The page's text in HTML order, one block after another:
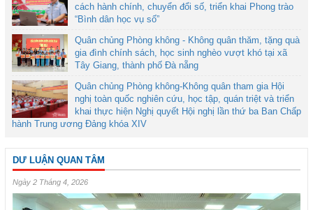
cách hành chính, chuyển đổi số, triển khai Phong trào
“Bình dân học vụ số”
Quân chủng Phòng không - Không quân thăm, tặng quà
gia đình chính sách, học sinh nghèo vượt khó tại xã
Tây Giang, thành phố Đà nẵng
Quân chủng Phòng không-Không quân tham gia Hội
nghị toàn quốc nghiên cứu, học tập, quán triệt và triển
khai thực hiện Nghị quyết Hội nghị lần thứ ba Ban Chấp
hành Trung ương Đảng khóa XIV
DƯ LUẬN QUAN TÂM
Ngày 2 Tháng 4, 2026